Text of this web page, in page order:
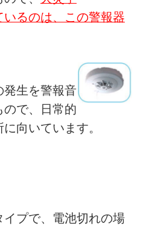
るのは、この警報器
生を警報音
ので、日常的
向いています。
プで、電池切れの場